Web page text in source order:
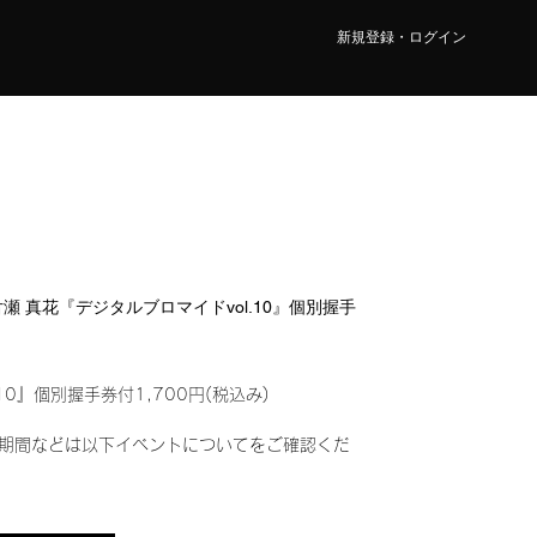
新規登録・ログイン
瀬 真花『デジタルブロマイドvol.10』個別握手
』個別握手券付1,700円(税込み)
間などは以下イベントについてをご確認くだ